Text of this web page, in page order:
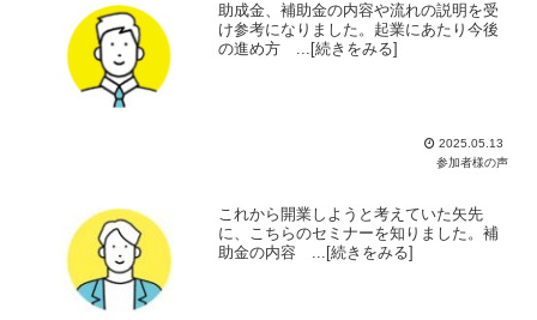
助成金、補助金の内容や流れの説明を受
け参考になりました。起業にあたり今後
の進め方 ...[続きをみる]
2025.05.13
参加者様の声
これから開業しようと考えていた矢先
に、こちらのセミナーを知りました。補
助金の内容 ...[続きをみる]